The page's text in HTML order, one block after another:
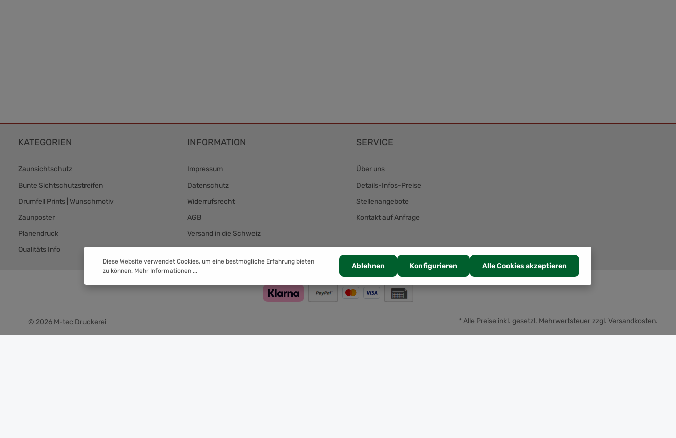
KATEGORIEN
Zaunsichtschutz
Bunte Sichtschutzstreifen
Drumfell Prints | Wunschmotiv
Zaunposter
Planendruck
Qualitäts Info
INFORMATION
Impressum
Datenschutz
Widerrufsrecht
AGB
Versand in die Schweiz
Versand & Zahlung
SERVICE
Über uns
Details-Infos-Preise
Stellenangebote
Kontakt auf Anfrage
© 2026 M-tec Druckerei * Alle Preise inkl. gesetzl. Mehrwertsteuer zzgl. Versandkosten.
Diese Website verwendet Cookies, um eine bestmögliche Erfahrung bieten
zu können. Mehr Informationen ...
Ablehnen Konfigurieren Alle Cookies akzeptieren